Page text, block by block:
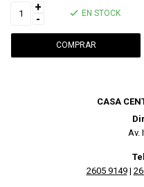
+
-
EN STOCK
CASA
Av.
2605 9149|